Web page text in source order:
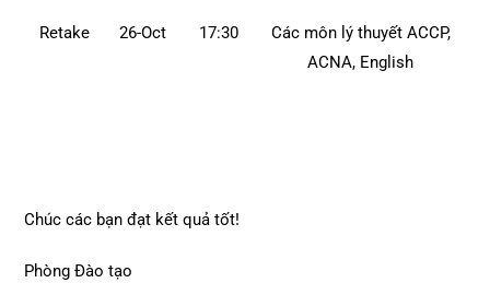
Retake 26-Oct 17:30
Các môn lý thuyết ACCP,
ACNA, English
Chúc các bạn đạt kết quả tốt!
Phòng Đào tạo